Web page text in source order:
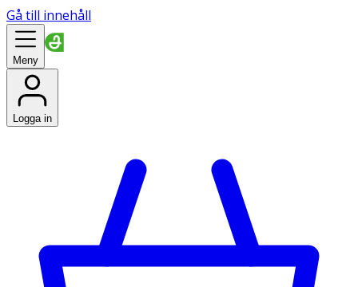
Gå till innehåll
Meny
Logga in